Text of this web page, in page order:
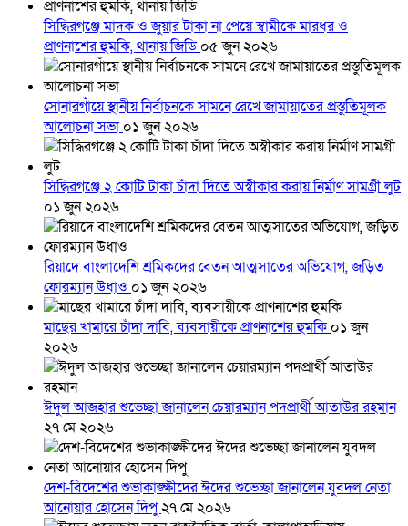
সিদ্ধিরগঞ্জে মাদক ও জুয়ার টাকা না পেয়ে স্বামীকে মারধর ও
প্রাণনাশের হুমকি, থানায় জিডি০৫ জুন ২০২৬
সোনারগাঁয়ে স্থানীয় নির্বাচনকে সামনে রেখে জামায়াতের প্রস্তুতিমূলক
আলোচনা সভা ০১ জুন ২০২৬
সিদ্ধিরগঞ্জে ২ কোটি টাকা চাঁদা দিতে অস্বীকার করায় নির্মাণ সামগ্রী লুট
০১ জুন ২০২৬
রিয়াদে বাংলাদেশি শ্রমিকদের বেতন আত্মসাতের অভিযোগ, জড়িত
ফোরম্যান উধাও ০১ জুন ২০২৬
মাছের খামারে চাঁদা দাবি, ব্যবসায়ীকে প্রাণনাশের হুমকি ০১ জুন
২০২৬
ঈদুল আজহার শুভেচ্ছা জানালেন চেয়ারম্যান পদপ্রার্থী আতাউর রহমান
২৭ মে ২০২৬
দেশ-বিদেশের শুভাকাঙ্ক্ষীদের ঈদের শুভেচ্ছা জানালেন যুবদল নেতা
আনোয়ার হোসেন দিপু২৭ মে ২০২৬